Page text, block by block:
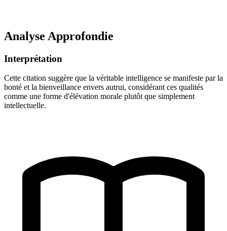
Analyse Approfondie
Interprétation
Cette citation suggère que la véritable intelligence se manifeste par la
bonté et la bienveillance envers autrui, considérant ces qualités
comme une forme d'élévation morale plutôt que simplement
intellectuelle.